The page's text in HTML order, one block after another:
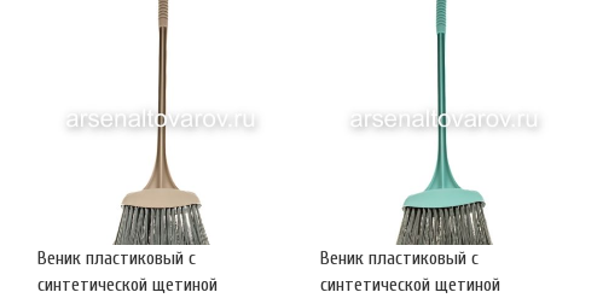
Веник пластиковый с
синтетической щетиной
Веник пластиковый с
синтетической щетиной